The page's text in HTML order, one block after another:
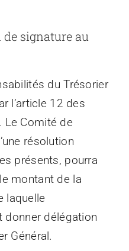
signature au
du Trésorier
l’article 12 des
Le Comité de
résolution
présents, pourra
montant de la
laquelle
donner délégation
Général.